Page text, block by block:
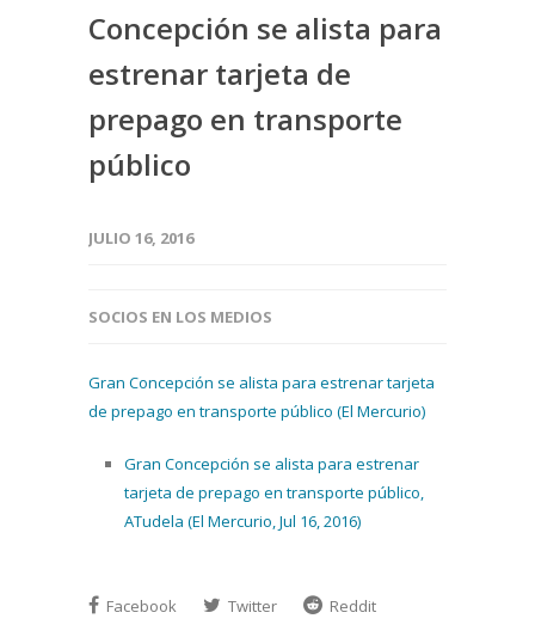
Concepción se alista para
estrenar tarjeta de
prepago en transporte
público
JULIO 16, 2016
SOCIOS EN LOS MEDIOS
Gran Concepción se alista para estrenar tarjeta
de prepago en transporte público (El Mercurio)
Gran Concepción se alista para estrenar
tarjeta de prepago en transporte público,
ATudela (El Mercurio, Jul 16, 2016)
Facebook Twitter
Reddit